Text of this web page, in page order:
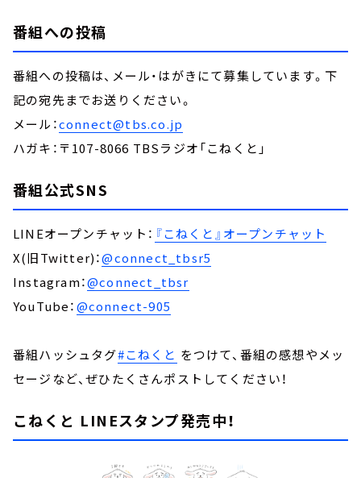
番組への投稿
番組への投稿は、メール・はがきにて募集しています。下
記の宛先までお送りください。
メール：connect@tbs.co.jp
ハガキ：〒107-8066 TBSラジオ「こねくと」
番組公式SNS
LINEオープンチャット： 『こねくと』オープンチャット
X(旧Twitter)：@connect_tbsr5
Instagram：@connect_tbsr
YouTube：@connect-905
番組ハッシュタグ#こねくと をつけて、番組の感想やメッ
セージなど、ぜひたくさんポストしてください！
こねくと LINEスタンプ発売中！